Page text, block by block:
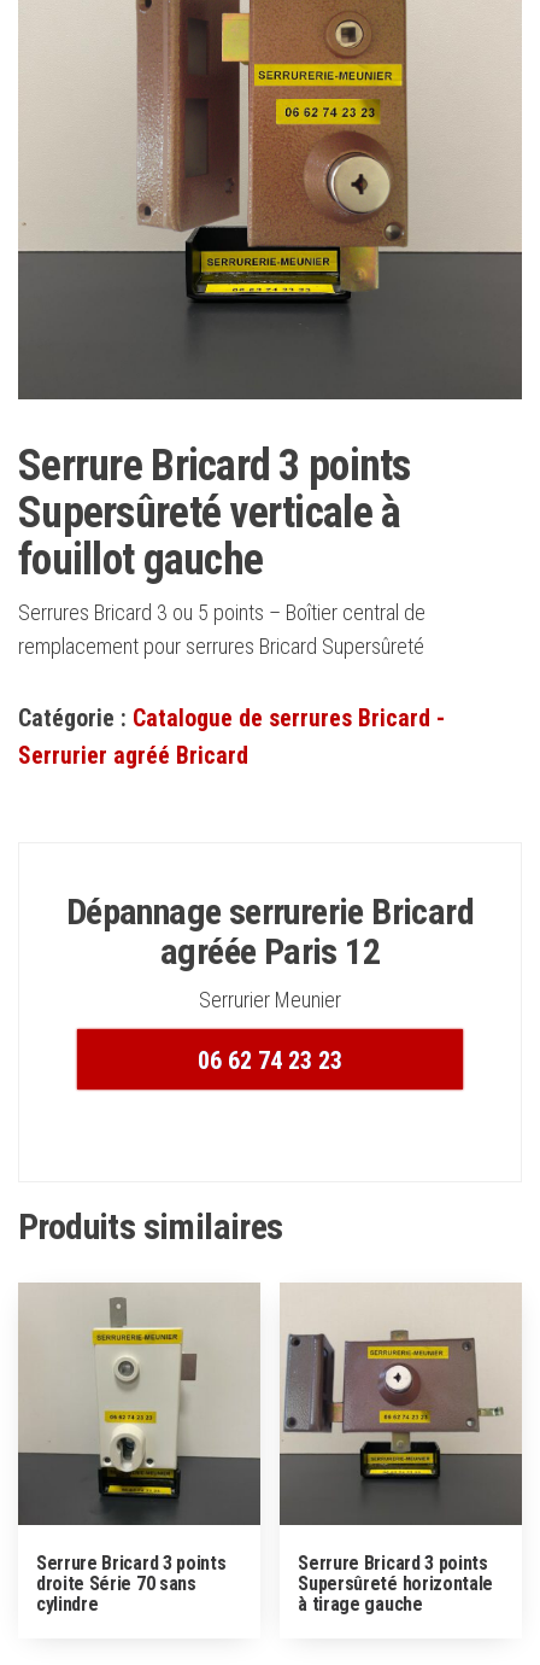
Serrure Bricard 3 points
Supersûreté verticale à
fouillot gauche
Serrures Bricard 3 ou 5 points – Boîtier central de
remplacement pour serrures Bricard Supersûreté
Catégorie : Catalogue de serrures Bricard -
Serrurier agréé Bricard
Dépannage serrurerie Bricard
agréée Paris 12
Serrurier Meunier
06 62 74 23 23
Produits similaires
Serrure Bricard 3 points
droite Série 70 sans
cylindre
Serrure Bricard 3 points
Supersûreté horizontale
à tirage gauche